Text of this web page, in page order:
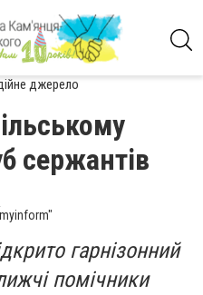
джерело
сержантів
гарнізонний
помічники